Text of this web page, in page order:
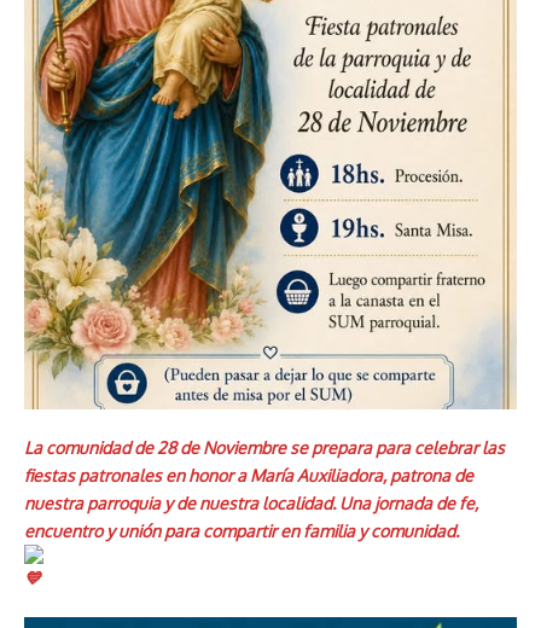
La comunidad de 28 de Noviembre se prepara para celebrar las
fiestas patronales en honor a María Auxiliadora, patrona de
nuestra parroquia y de nuestra localidad. Una jornada de fe,
encuentro y unión para compartir en familia y comunidad.